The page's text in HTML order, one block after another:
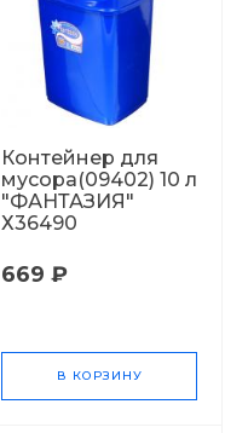
Контейнер для
мусора(09402) 10 л
"ФАНТАЗИЯ"
Х36490
669 ₽
В КОРЗИНУ